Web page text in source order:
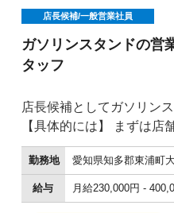
店長候補/一般営業社員
ガソリンスタンドの営
タッフ
店長候補としてガソリン
【具体的には】 まずは店
一緒に追いかけるところ
す。 ユニーオイルでの店
るようになったら、 店長
お任せします。 まずは店舗の目標を達成するために、
勤務地
給与